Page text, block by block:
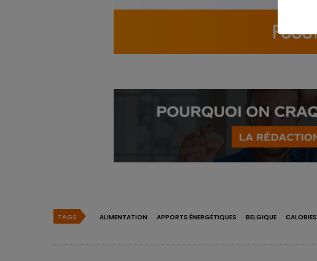
TAGS ALIMENTATION APPORTS ÉNERGÉTIQUES BELGIQUE CALORIES